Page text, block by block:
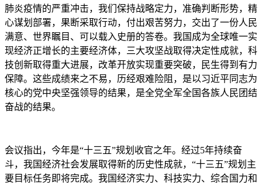
肺炎疫情的严重冲击，我们保持战略定力，准确判断形势，精
心谋划部署，果断采取行动，付出艰苦努力，交出了一份人民
满意、世界瞩目、可以载入史册的答卷。我国成为全球唯一实
现经济正增长的主要经济体，三大攻坚战取得决定性成就，科
技创新取得重大进展，改革开放实现重要突破，民生得到有力
保障。这些成绩来之不易，历经艰难险阻，是以习近平同志为
核心的党中央坚强领导的结果，是全党全军全国各族人民团结
奋战的结果。
会议指出，今年是“十三五”规划收官之年。经过5年持续奋
斗，我国经济社会发展取得新的历史性成就，“十三五”规划主
要目标任务即将完成。我国经济实力、科技实力、综合国力和